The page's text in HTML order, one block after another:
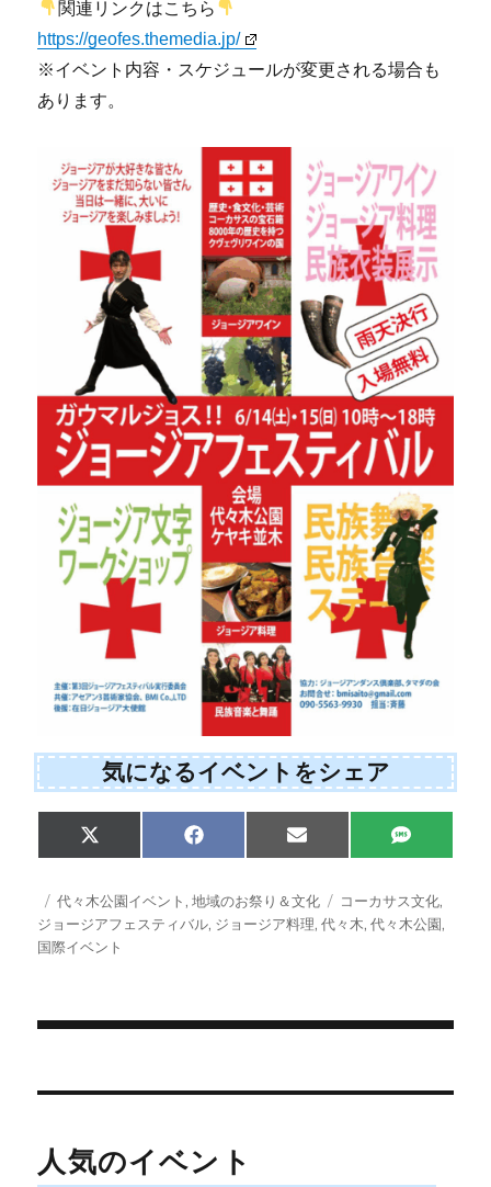
関連リンクはこちら
https://geofes.themedia.jp/
※イベント内容・スケジュールが変更される場合も
あります。
気になるイベントをシェア
Share
on
X
(
w
i
t
t
Share
on
F
a
e
b
o
Share
on
E
m
i
l
Share
on
S
M
投
稿
日:
カ
テ
ゴ
代々木公園イベント,地域のお祭り＆文化
タ
グ
コーカサス文化,
ジョージアフェスティバル, ジョージア料理,代々木,代々木公園,
国際イベント
稿
ビ
人気のイベント